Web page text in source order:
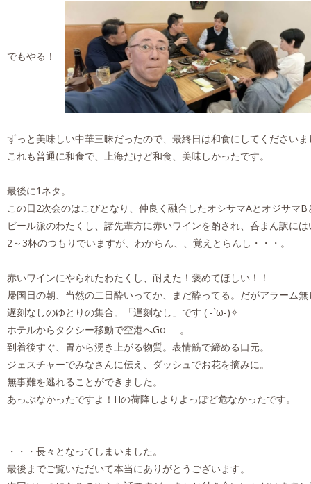
でもやる！
ずっと美味しい中華三昧だったので、最終日は和食にしてくださいま
これも普通に和食で、上海だけど和食、美味しかったです。
最後に1ネタ。
この日2次会のはこびとなり、仲良く融合したオシサマAとオジサマ
ビール派のわたくし、諸先輩方に赤いワインを酌され、呑まん訳に
2～3杯のつもりでいますが、わからん、、覚えとらんし・・・。
赤いワインにやられたわたくし、耐えた！褒めてほしい！！
帰国日の朝、当然の二日酔いってか、まだ酔ってる。だがアラーム
遅刻なしのゆとりの集合。「遅刻なし」です ( -`ω-)✧
ホテルからタクシー移動で空港へGo----。
到着後すぐ、胃から湧き上がる物質。表情筋で締める口元。
ジェスチャーでみなさんに伝え、ダッシュでお花を摘みに。
無事難を逃れることができました。
あっぶなかったですよ！Hの荷降しよりよっぽど危なかったです。
・・・長々となってしまいました。
最後までご覧いただいて本当にありがとうございます。